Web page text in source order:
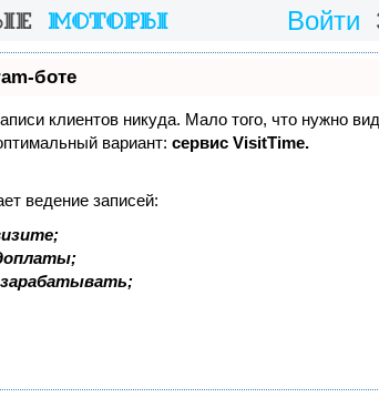
Войти
боте
клиентов никуда. Мало того, что нужно
вариант: сервис VisitTime.
ведение записей: